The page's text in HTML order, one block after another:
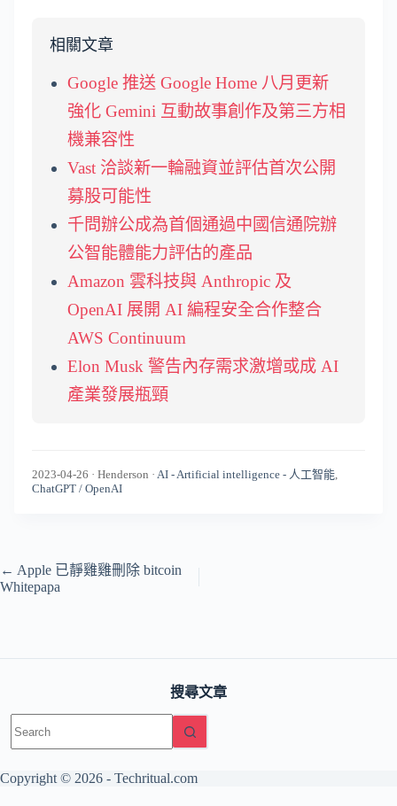
相關文章
Google 推送 Google Home 八月更新
強化 Gemini 互動故事創作及第三方相
機兼容性
Vast 洽談新一輪融資並評估首次公開
募股可能性
千問辦公成為首個通過中國信通院辦
公智能體能力評估的產品
Amazon 雲科技與 Anthropic 及
OpenAI 展開 AI 編程安全合作整合
AWS Continuum
Elon Musk 警告內存需求激增或成 AI
產業發展瓶頸
2023-04-26 · Henderson · AI - Artificial intelligence - 人工智能,
ChatGPT / OpenAI
← Apple 已靜雞雞刪除 bitcoin
Whitepapa
搜尋文章
results
Copyright © 2026 - Techritual.com